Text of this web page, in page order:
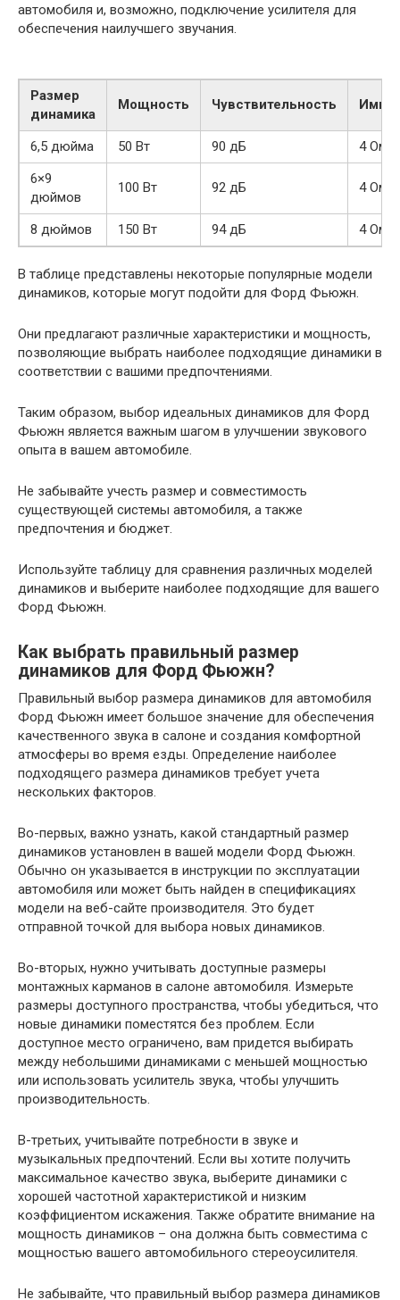
автомобиля и, возможно, подключение усилителя для
обеспечения наилучшего звучания.
Размер
динамика
Мощность Чувствительность
6,5 дюйма 50 Вт 90 дБ
4 Ом
6×9
дюймов
100 Вт 92 дБ 4 Ом
8 дюймов 150 Вт 94 дБ 4 Ом
В таблице представлены некоторые популярные модели
динамиков, которые могут подойти для Форд Фьюжн.
Они предлагают различные характеристики и мощность,
позволяющие выбрать наиболее подходящие динамики в
соответствии с вашими предпочтениями.
Таким образом, выбор идеальных динамиков для Форд
Фьюжн является важным шагом в улучшении звукового
опыта в вашем автомобиле.
Не забывайте учесть размер и совместимость
существующей системы автомобиля, а также
предпочтения и бюджет.
Используйте таблицу для сравнения различных моделей
динамиков и выберите наиболее подходящие для вашего
Форд Фьюжн.
Как выбрать правильный размер
динамиков для Форд Фьюжн?
Правильный выбор размера динамиков для автомобиля
Форд Фьюжн имеет большое значение для обеспечения
качественного звука в салоне и создания комфортной
атмосферы во время езды. Определение наиболее
подходящего размера динамиков требует учета
нескольких факторов.
Во-первых, важно узнать, какой стандартный размер
динамиков установлен в вашей модели Форд Фьюжн.
Обычно он указывается в инструкции по эксплуатации
автомобиля или может быть найден в спецификациях
модели на веб-сайте производителя. Это будет
отправной точкой для выбора новых динамиков.
Во-вторых, нужно учитывать доступные размеры
монтажных карманов в салоне автомобиля. Измерьте
размеры доступного пространства, чтобы убедиться, что
новые динамики поместятся без проблем. Если
доступное место ограничено, вам придется выбирать
между небольшими динамиками с меньшей мощностью
или использовать усилитель звука, чтобы улучшить
производительность.
В-третьих, учитывайте потребности в звуке и
музыкальных предпочтений. Если вы хотите получить
максимальное качество звука, выберите динамики с
хорошей частотной характеристикой и низким
коэффициентом искажения. Также обратите внимание на
мощность динамиков – она должна быть совместима с
мощностью вашего автомобильного стереоусилителя.
Не забывайте, что правильный выбор размера динамиков